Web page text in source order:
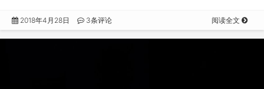
2018年4月28日 3条评论 阅读全文